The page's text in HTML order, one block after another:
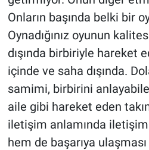
Onların başında belki bir
Oynadığınız oyunun
dışında birbiriyle hareket
içinde ve saha dışında.
samimi, birbirini
aile gibi hareket eden
iletişim anlamında
hem de başarıya